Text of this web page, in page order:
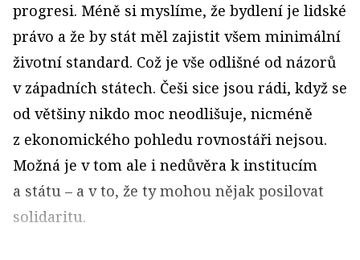
progresi. Méně si myslíme, že bydlení je lidské
právo a že by stát měl zajistit všem minimální
životní standard. Což je vše odlišné od názorů
v západních státech. Češi sice jsou rádi, když se
od většiny nikdo moc neodlišuje, nicméně
z ekonomického pohledu rovnostáři nejsou.
Možná je v tom ale i nedůvěra k institucím
a státu – a v to, že ty mohou nějak posilovat
solidaritu.